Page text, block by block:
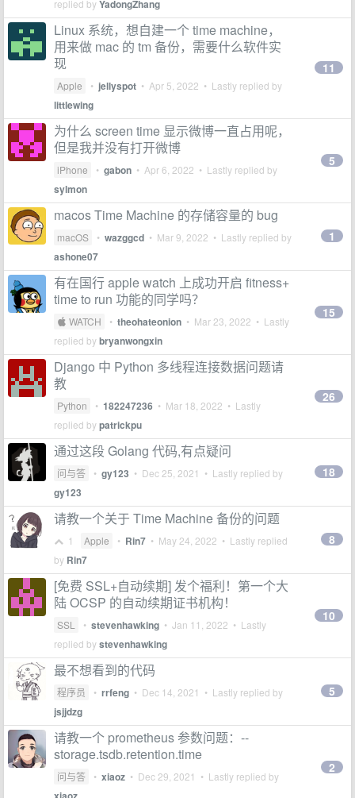
replied byYadongZhang
Linux 系统，想自建一个 time machine，
用来做 mac 的 tm 备份，需要什么软件实
现
Apple • jellyspot • Apr 5, 2022 • Lastly replied by
littlewing
11
为什么 screen time 显示微博一直占用呢，
但是我并没有打开微博
iPhone • gabon • Apr 6, 2022 • Lastly replied by
sylmon
5
macos Time Machine 的存储容量的 bug
macOS • wazggcd • Mar 9, 2022 • Lastly replied by
ashone07
1
有在国行 apple watch 上成功开启 fitness+
time to run 功能的同学吗？
 WATCH • theohateonion • Mar 23, 2022 • Lastly
replied bybryanwongxin
15
Django 中 Python 多线程连接数据问题请
教
Python • 182247236 • Mar 18, 2022 • Lastly
replied bypatrickpu
26
通过这段 Golang 代码,有点疑问
问与答 • gy123 • Dec 25, 2021 • Lastly replied by
gy123
18
请教一个关于 Time Machine 备份的问题
1 Apple • Rin7 • May 24, 2022 • Lastly replied
by Rin7
8
[免费 SSL+自动续期] 发个福利！第一个大
陆 OCSP 的自动续期证书机构！
SSL • stevenhawking • Jan 11, 2022 • Lastly
replied bystevenhawking
10
最不想看到的代码
程序员 • rrfeng • Dec 14, 2021 • Lastly replied by
jsjjdzg
5
请教一个 prometheus 参数问题：--
storage.tsdb.retention.time
问与答 • xiaoz • Dec 29, 2021 • Lastly replied by
2